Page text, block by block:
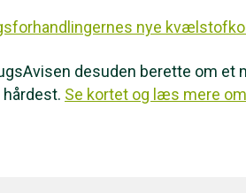
nye
desuden berette om
Se kortet og læs mere